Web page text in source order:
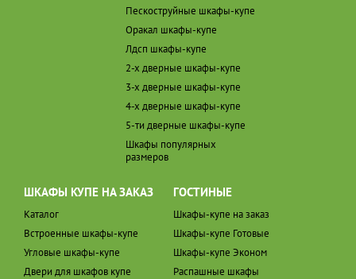
Пескоструйные шкафы-купе
Оракал шкафы-купе
Лдсп шкафы-купе
2-х дверные шкафы-купе
3-х дверные шкафы-купе
4-х дверные шкафы-купе
5-ти дверные шкафы-купе
Шкафы популярных
размеров
ШКАФЫ КУПЕ НА ЗАКАЗ
Каталог
Встроенные шкафы-купе
Угловые шкафы-купе
Двери для шкафов купе
ГОСТИНЫЕ
Шкафы-купе на заказ
Шкафы-купе Готовые
Шкафы-купе Эконом
Распашные шкафы